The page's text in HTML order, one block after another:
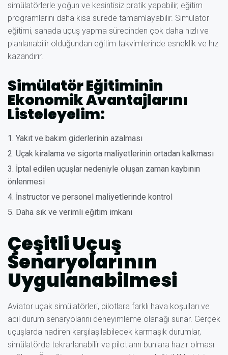
simülatörlerle yoğun ve kesintisiz pratik yapabilir, eğitim
programlarını daha kısa sürede tamamlayabilir. Simülatör
eğitimi, sahada uçuş yapma sürecinden çok daha hızlı ve
planlanabilir olduğundan eğitim takvimlerinde esneklik ve hız
kazandırır.
Simülatör Eğitiminin
Ekonomik Avantajlarını
Listeleyelim:
Yakıt ve bakım giderlerinin azalması
Uçak kiralama ve sigorta maliyetlerinin ortadan kalkması
İptal edilen uçuşlar nedeniyle oluşan zaman kaybının
önlenmesi
İnstructor ve personel maliyetlerinde kontrol
Daha sık ve verimli eğitim imkanı
Çeşitli Uçuş
Senaryolarının
Uygulanabilmesi
Aviator uçak simülatörleri, pilotlara farklı hava koşulları ve
acil durum senaryolarını deneyimleme olanağı sunar. Gerçek
uçuşlarda nadiren karşılaşılabilecek karmaşık durumlar,
simülatörde tekrarlanabilir ve pilotların bunlara hazır olması